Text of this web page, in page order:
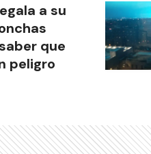
a su
que
peligro